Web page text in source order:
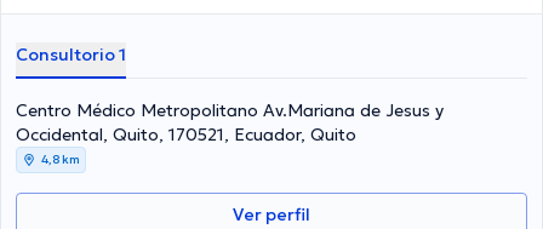
Consultorio 1
Centro Médico Metropolitano Av.Mariana de Jesus y
Occidental, Quito, 170521, Ecuador, Quito
4,8 km
Ver perfil